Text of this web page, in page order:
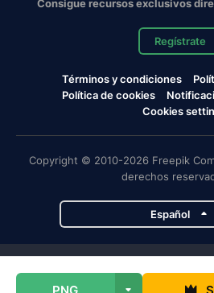
Consigue recursos exclusivos
Regístrate
Términos y condiciones
Política de cookies
Cookies
Copyright © 2010-2026 Freepik
derechos
Español